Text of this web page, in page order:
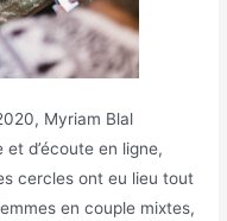
Myriam Blal
d’écoute en ligne,
cercles ont eu lieu tout
en couple mixtes,